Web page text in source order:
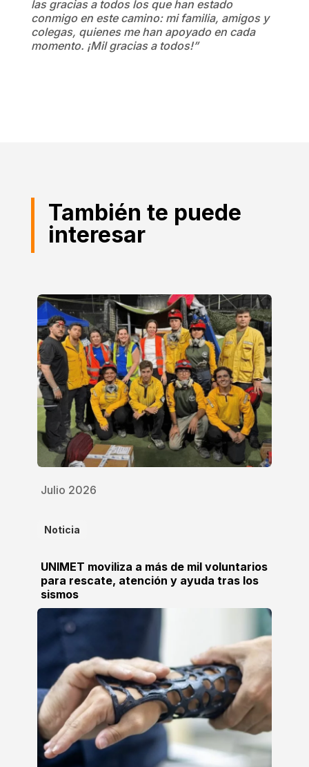
las gracias a todos los que han estado
conmigo en este camino: mi familia, amigos y
colegas, quienes me han apoyado en cada
momento. ¡Mil gracias a todos!”
También te puede
interesar
Julio 2026
Noticia
UNIMET moviliza a más de mil voluntarios
para rescate, atención y ayuda tras los
sismos